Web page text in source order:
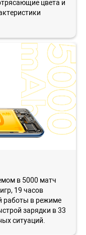
цвета и
в 5000 матч
19 часов
работы в режиме
зарядки в 33
ситуаций.